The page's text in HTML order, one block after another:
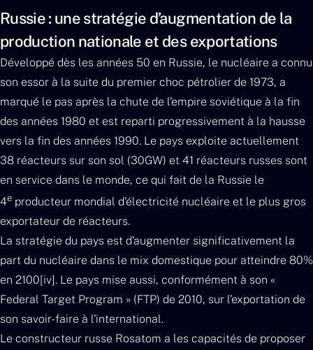
Russie : une stratégie d’augmentation de la
production nationale et des exportations
Développé dès les années 50 en Russie, le nucléaire a connu
son essor à la suite du premier choc pétrolier de 1973, a
marqué le pas après la chute de l’empire soviétique à la fin
des années 1980 et est reparti progressivement à la hausse
vers la fin des années 1990. Le pays exploite actuellement
38 réacteurs sur son sol (30GW) et 41 réacteurs russes sont
en service dans le monde, ce qui fait de la Russie le
4e producteur mondial d’électricité nucléaire et le plus gros
exportateur de réacteurs.
La stratégie du pays est d’augmenter significativement la
part du nucléaire dans le mix domestique pour atteindre 80%
en 2100[iv]. Le pays mise aussi, conformément à son «
Federal Target Program » (FTP) de 2010, sur l’exportation de
son savoir-faire à l’international.
Le constructeur russe Rosatom a les capacités de proposer